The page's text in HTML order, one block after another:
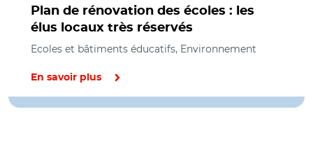
Plan de rénovation des écoles : les
élus locaux très réservés
Ecoles et bâtiments éducatifs, Environnement
En savoir plus